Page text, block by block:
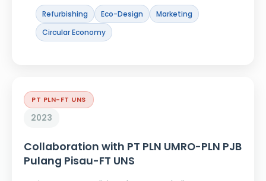
Refurbishing Eco-Design
Marketing
Circular Economy
PT PLN-FT UNS
2023
Collaboration with PT PLN UMRO-PLN PJB
Pulang Pisau-FT UNS